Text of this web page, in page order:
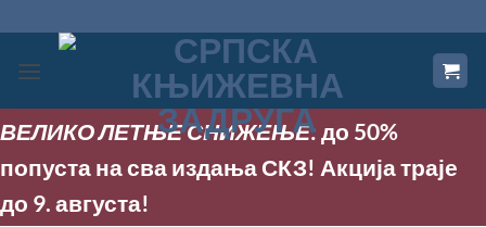
на
садржај
ВЕЛИКО ЛЕТЊЕ СНИЖЕЊЕ: до 50%
попуста на сва издања СКЗ! Акција траје
до 9. августа!